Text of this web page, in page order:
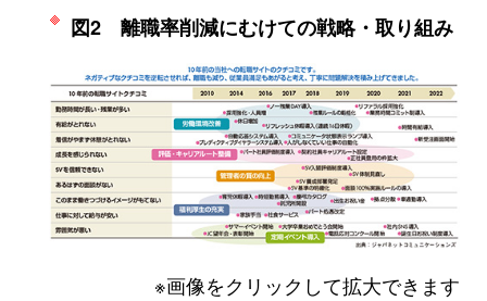
図2 離職率削減にむけての戦略・取り組み
※画像をクリックして拡大できます